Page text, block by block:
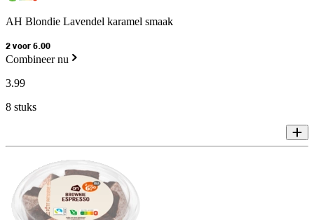
AH Blondie Lavendel karamel smaak
2 voor 6.00
Combineer nu
3.99
8 stuks